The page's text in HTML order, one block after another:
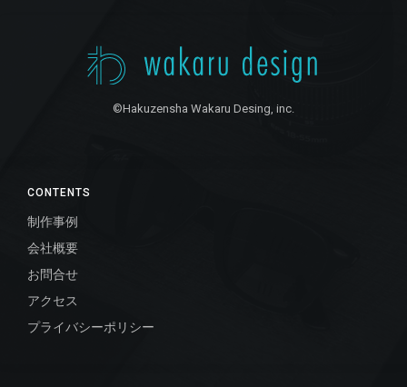
CONTENTS
制作事例
会社概要
お問合せ
アクセス
プライバシーポリシー
©Hakuzensha Wakaru Desing, inc.